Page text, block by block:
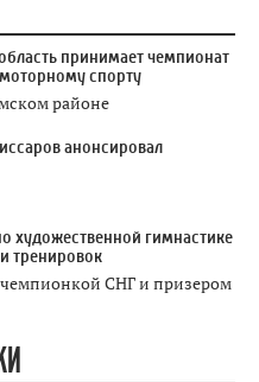
принимает чемпионат
спорту
районе
анонсировал
художественной гимнастике
тренировок
чемпионкой СНГ и призером